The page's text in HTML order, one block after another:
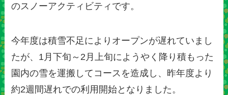
のスノーアクティビティです。
今年度は積雪不足によりオープンが遅れていまし
たが、1月下旬～2月上旬にようやく降り積もった
園内の雪を運搬してコースを造成し、昨年度より
約2週間遅れでの利用開始となりました。